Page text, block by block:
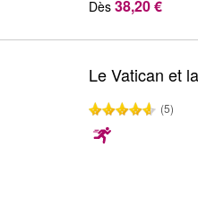
Dès 38,20 €
Le Vatican et
(5)